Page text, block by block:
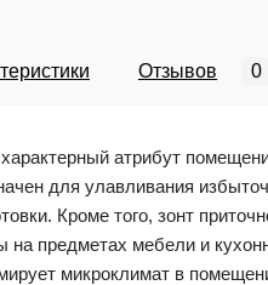
Отзывов 0
атрибут
для улавливания
Кроме того, зонт
на предметах мебели и
микроклимат в